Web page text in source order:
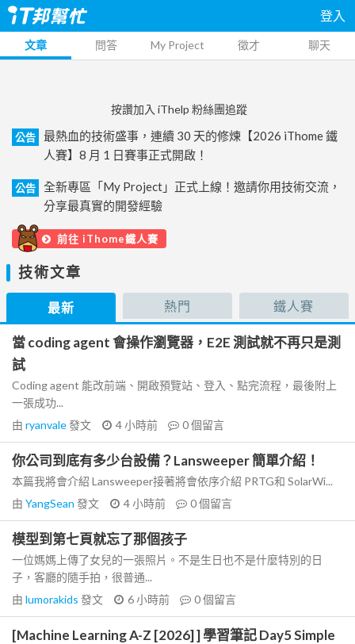
登入
文章 問答 My Project 徵才 聊天
按讚加入 iThelp 粉絲團追蹤
公告
最熱血的技術盛事，連續 30 天的修煉【2026 iThome 鐵
人賽】8 月 1 日賽事正式開啟！
公告
全新專區「My Project」正式上線！邀請你用技術交流，
分享最真實的開發經驗
前往 iThome鐵人賽
技術文章
最新 熱門 鐵人賽
當 coding agent 會操作瀏覽器，E2E 測試就不再只是測
試
Coding agent 能改前端、開啟預覽站、登入、點完流程，最後附上
一張成功...
由 ryanvale發文 4 小時前 0個留言
你公司到底有多少台設備？Lansweeper 簡單介紹！
本篇我將會介紹 Lansweeper接著將會依序介紹 PRTG和 SolarWi...
由 YangSean 發文 4 小時前 0個留言
模型到第七頁就忘了那個孩子
一位媽媽上傳了女兒的一張照片。不是生日也不是什麼特別的日
子，客廳的隨手拍，很普通...
由 lumorakids 發文 6 小時前 0個留言
[Machine Learning A-Z [2026] ] 學習筆記 Day5 Simple